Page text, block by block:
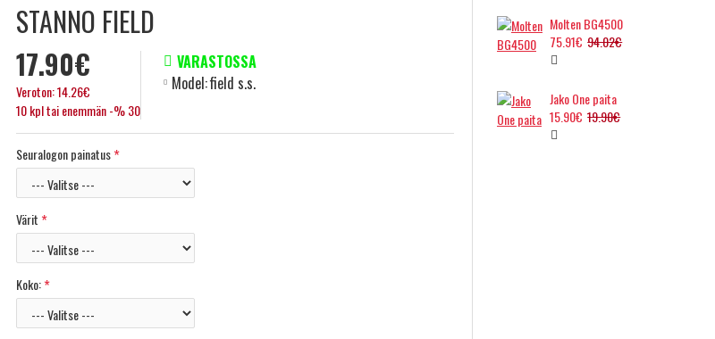
STANNO FIELD
17.90€
Veroton: 14.26€
10 kpl tai enemmän -% 30
VARASTOSSA
Model:field s.s.
Seuralogon painatus
Värit
Koko:
Molten BG4500
75.91€ 94.02€
Jako One paita
15.90€ 19.90€